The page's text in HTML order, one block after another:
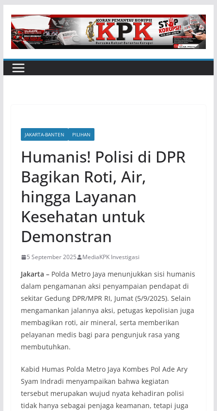
content
JAKARTA-BANTEN PILIHAN
Humanis! Polisi di DPR
Bagikan Roti, Air,
hingga Layanan
Kesehatan untuk
Demonstran
5 September 2025 MediaKPK Investigasi
Jakarta –Polda Metro Jaya menunjukkan sisi humanis
dalam pengamanan aksi penyampaian pendapat di
sekitar Gedung DPR/MPR RI, Jumat (5/9/2025). Selain
mengamankan jalannya aksi, petugas kepolisian juga
membagikan roti, air mineral, serta memberikan
pelayanan medis bagi para pengunjuk rasa yang
membutuhkan.
Kabid Humas Polda Metro Jaya Kombes Pol Ade Ary
Syam Indradi menyampaikan bahwa kegiatan
tersebut merupakan wujud nyata kehadiran polisi
tidak hanya sebagai penjaga keamanan, tetapi juga